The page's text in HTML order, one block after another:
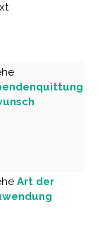
Art der